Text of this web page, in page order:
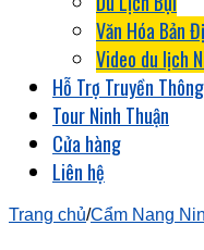
Văn Hóa Bản
Video du lịch
Hỗ Trợ Truyền
Tour Ninh Thuận
Cửa hàng
Liên hệ
Trang chủ/Cẩm Nang